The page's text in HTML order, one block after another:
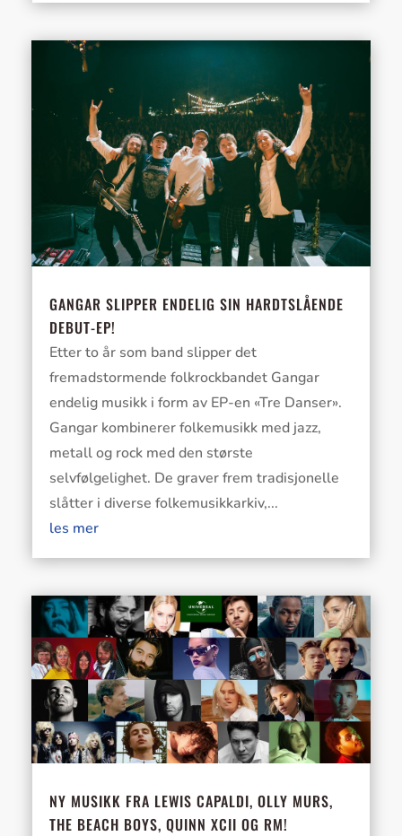
GANGAR SLIPPER ENDELIG SIN HARDTSLÅENDE
DEBUT-EP!
Etter to år som band slipper det
fremadstormende folkrockbandet Gangar
endelig musikk i form av EP-en «Tre Danser».
Gangar kombinerer folkemusikk med jazz,
metall og rock med den største
selvfølgelighet. De graver frem tradisjonelle
slåtter i diverse folkemusikkarkiv,...
les mer
NY MUSIKK FRA LEWIS CAPALDI, OLLY MURS,
THE BEACH BOYS, QUINN XCII OG RM!